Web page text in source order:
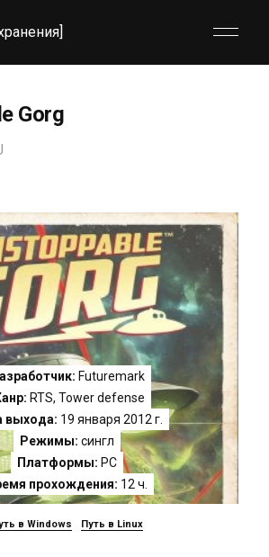
Gorg
Futuremark
RTS,Tower defense
выхода: 19 января 2012 г.
Режимы: сингл
Платформы: PC
прохождения: 12 ч.
в Windows Путь в Linux